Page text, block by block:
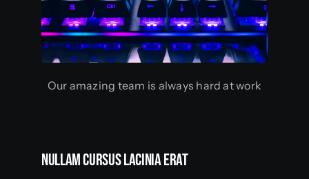
Our amazing team is always hard at work
Nullam Cursus Lacinia Erat